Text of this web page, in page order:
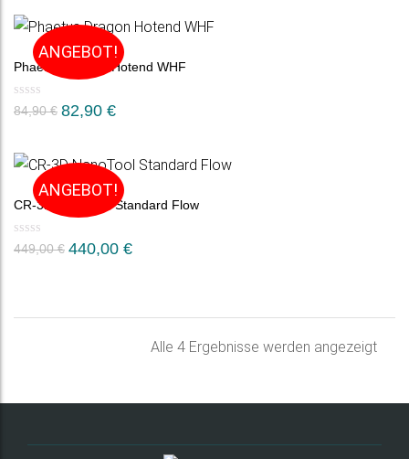
ANGEBOT!
Phaetus Dragon Hotend WHF
84,90€ 82,90 €
ANGEBOT!
CR-3D NanoTool Standard Flow
449,00€ 440,00 €
Alle 4 Ergebnisse werden angezeigtNach